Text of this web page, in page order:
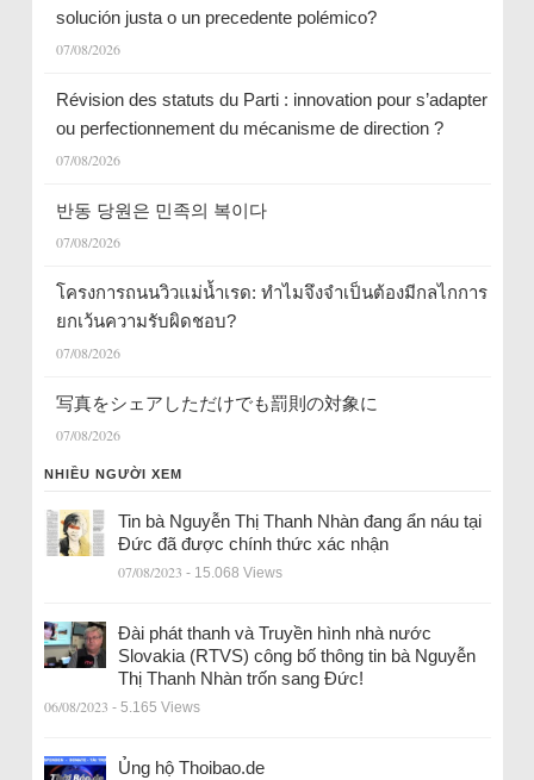
solución justa o un precedente polémico?
07/08/2026
Révision des statuts du Parti : innovation pour s’adapter
ou perfectionnement du mécanisme de direction ?
07/08/2026
반동 당원은 민족의 복이다
07/08/2026
โครงการถนนวิวแม่น้ำเรด: ทำไมจึงจำเป็นต้องมีกลไกการ
ยกเว้นความรับผิดชอบ?
07/08/2026
写真をシェアしただけでも罰則の対象に
07/08/2026
NHIỀU NGƯỜI XEM
Tin bà Nguyễn Thị Thanh Nhàn đang ẩn náu tại
Đức đã được chính thức xác nhận
07/08/2023 - 15.068 Views
Đài phát thanh và Truyền hình nhà nước
Slovakia (RTVS) công bố thông tin bà Nguyễn
Thị Thanh Nhàn trốn sang Đức!
06/08/2023 - 5.165 Views
Ủng hộ Thoibao.de